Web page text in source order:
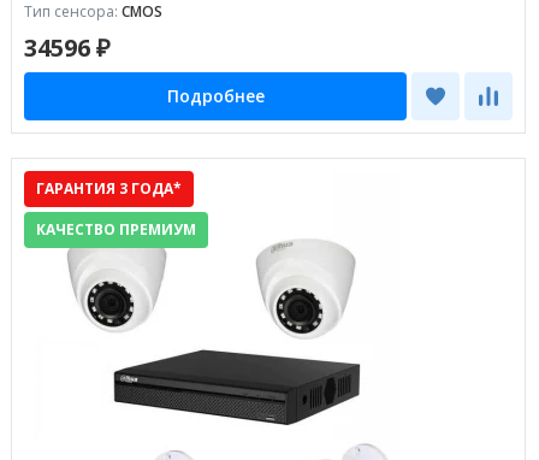
Тип сенсора: CMOS
34596 ₽
Подробнее
ГАРАНТИЯ 3 ГОДА*
КАЧЕСТВО ПРЕМИУМ